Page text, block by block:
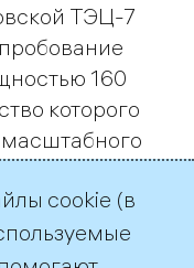
ТЭЦ-7
160
которого
cookie (в